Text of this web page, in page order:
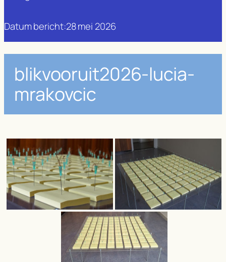
Datum bericht:28 mei 2026
blikvooruit2026-lucia-
mrakovcic